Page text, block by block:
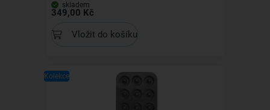
skladem
349,00 Kč
Vložit do košíku
Kolekce